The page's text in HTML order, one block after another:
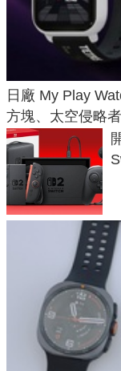
日廠 My Play
方塊、太空侵略